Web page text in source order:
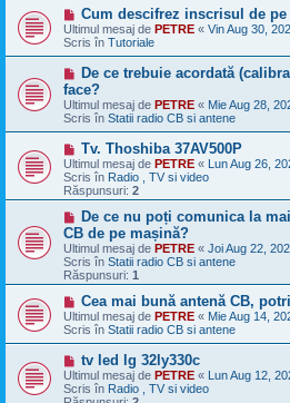
n
o
u
M
e
s
a
n
o
u
Cum descifrez inscrisul de
Ultimul mesaj de PETRE « Vin Aug 30,
Scris în Tutoriale
M
s
a
j
n
u
De ce trebuie acordată
face?
Ultimul mesaj de PETRE « Mie Aug 28,
Scris în Statii radio CB si antene
M
e
s
a
j
n
o
u
Tv. Thoshiba 37AV500P
Ultimul mesaj de PETRE « Lun Aug 26,
Scris în Radio , TV si video
Răspunsuri: 2
M
e
s
a
j
n
o
u
De ce nu poți comunica la
CB de pe mașină?
Ultimul mesaj de PETRE « Joi Aug 22,
Scris în Statii radio CB si antene
Răspunsuri: 1
M
e
s
a
n
o
u
Cea mai bună antenă CB,
Ultimul mesaj de PETRE « Mie Aug 14,
Scris în Statii radio CB si antene
M
e
s
a
tv led lg 32ly330c
Ultimul mesaj de PETRE « Lun Aug 12,
Scris în Radio , TV si video